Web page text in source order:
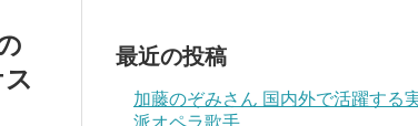
最近の投稿
加藤のぞみさん 国内外で活躍する
派オペラ歌手